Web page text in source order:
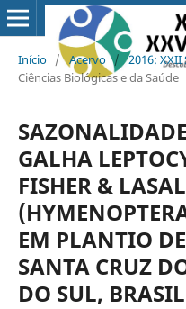
Início / Acervo / 2016:
Ciências Biológicas e da Saúde
GALHA
FISHER &
EM PLANTIO
SANTA CRUZ
DO SUL, BRASIL